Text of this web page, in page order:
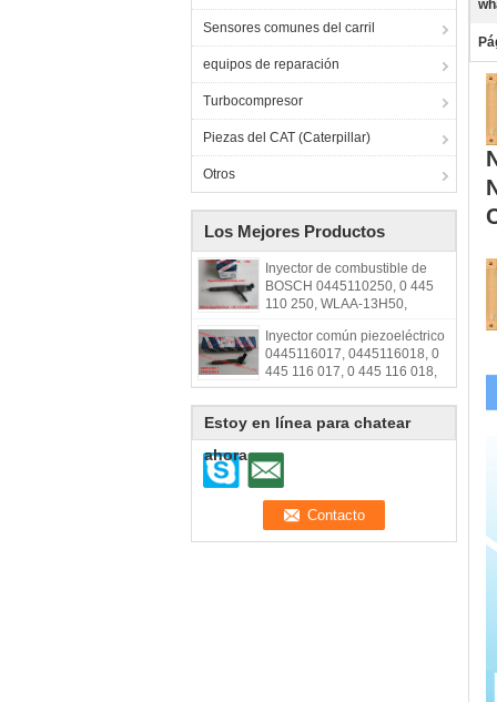
Sensores comunes del carril
equipos de reparación
Turbocompresor
Piezas del CAT (Caterpillar)
Otros
Los Mejores Productos
Inyector de combustible de
BOSCH 0445110250, 0 445
110 250, WLAA-13H50,
Inyector común piezoeléctrico
0445116017, 0445116018, 0
445 116 017, 0 445 116 018,
33800-2F000,
338002F000,31272690 del
carril de BOSCH
Estoy en línea para chatear
ahora